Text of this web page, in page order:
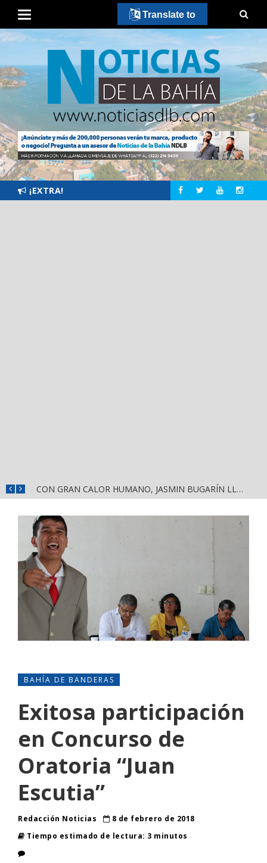
¡EXTRA!
CON GRAN CALOR HUMANO, JASMIN BUGARÍN LLEVA A LAS VARAS, COMPOSTELA, EL MENSAJE DE LA DEFENSA DE LA TRANSFORMACIÓN Y LA SOBERANÍA
BAHÍA DE BANDERAS
Exitosa participación
en Concurso de
Oratoria “Juan
Escutia”
Redacción Noticias
8 de febrero de 2018
Tiempo estimado de lectura: 3 minutos
Translate to